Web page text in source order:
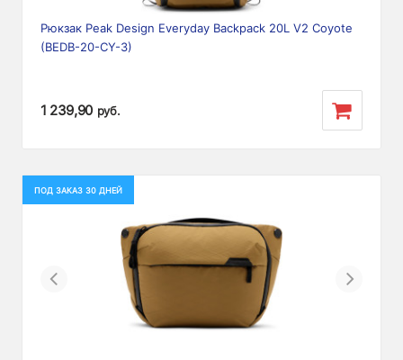
Рюкзак Peak Design Everyday Backpack 20L V2 Coyote
(BEDB-20-CY-3)
1 239,90 руб.
ПОД ЗАКАЗ 30 ДНЕЙ
Previous Next